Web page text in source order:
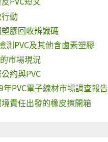
動
膠回收辨識碼
測PVC及其他含鹵素塑膠
市場現況
約與PVC
年PVC電子線材市場調查報告
責任出發的橡皮擦開箱